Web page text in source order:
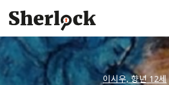
content
셜록요원 프로젝트 셜록
이시우, 향년 12세